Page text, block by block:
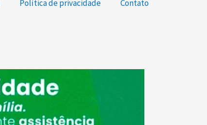
Política de privacidade Contato